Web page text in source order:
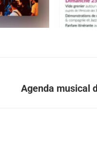
Agenda musical